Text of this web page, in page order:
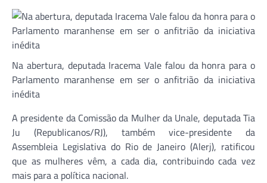
Na abertura, deputada Iracema Vale falou da honra para o
Parlamento maranhense em ser o anfitrião da iniciativa
inédita
A presidente da Comissão da Mulher da Unale, deputada Tia
Ju (Republicanos/RJ), também vice-presidente da
Assembleia Legislativa do Rio de Janeiro (Alerj), ratificou
que as mulheres vêm, a cada dia, contribuindo cada vez
mais para a política nacional.